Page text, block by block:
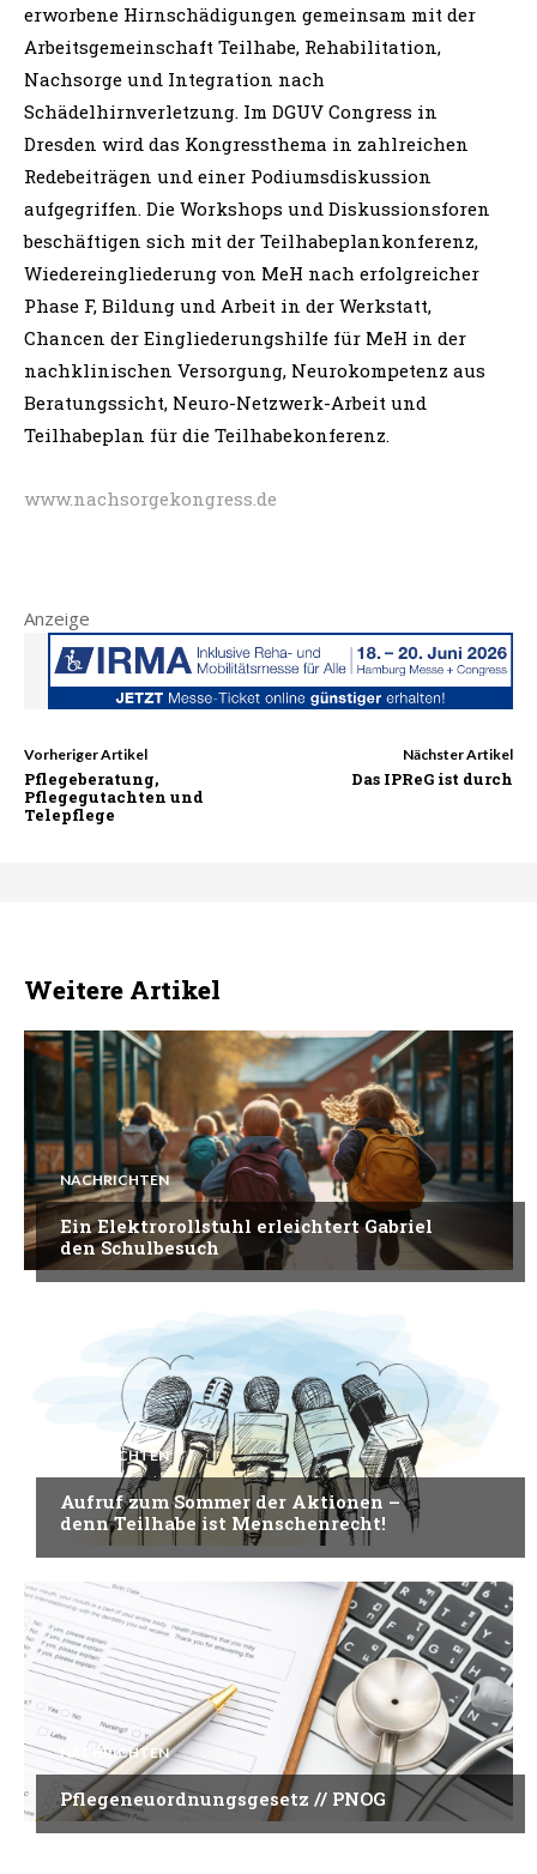
erworbene Hirnschädigungen gemeinsam mit der
Arbeitsgemeinschaft Teilhabe, Rehabilitation,
Nachsorge und Integration nach
Schädelhirnverletzung. Im DGUV Congress in
Dresden wird das Kongressthema in zahlreichen
Redebeiträgen und einer Podiumsdiskussion
aufgegriffen. Die Workshops und Diskussionsforen
beschäftigen sich mit der Teilhabeplankonferenz,
Wiedereingliederung von MeH nach erfolgreicher
Phase F, Bildung und Arbeit in der Werkstatt,
Chancen der Eingliederungshilfe für MeH in der
nachklinischen Versorgung, Neurokompetenz aus
Beratungssicht, Neuro-Netzwerk-Arbeit und
Teilhabeplan für die Teilhabekonferenz.
www.nachsorgekongress.de
Anzeige
Vorheriger Artikel
Pflegeberatung,
Pflegegutachten und
Telepflege
Nächster Artikel
Das IPReG ist durch
Weitere Artikel
NACHRICHTEN
Ein Elektrorollstuhl erleichtert Gabriel
den Schulbesuch
NACHRICHTEN
Aufruf zum Sommer der Aktionen –
denn Teilhabe ist Menschenrecht!
NACHRICHTEN
Pflegeneuordnungsgesetz // PNOG